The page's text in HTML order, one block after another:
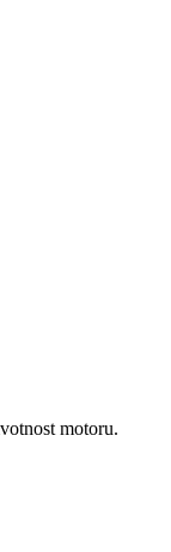
motoru.